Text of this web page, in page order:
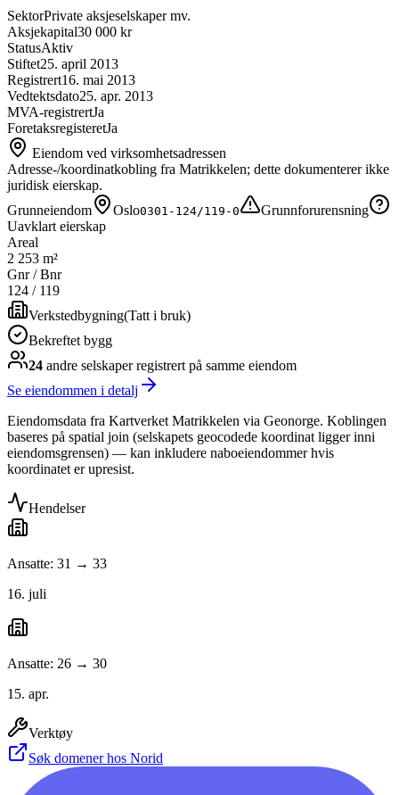
SektorPrivate aksjeselskaper mv.
Aksjekapital30 000 kr
StatusAktiv
Stiftet25. april 2013
Registrert16. mai 2013
Vedtektsdato25. apr. 2013
MVA-registrertJa
ForetaksregisteretJa
Eiendom ved virksomhetsadressen
Adresse-/koordinatkobling fra Matrikkelen; dette dokumenterer ikke
juridisk eierskap.
Grunneiendom
Oslo0301-124/119-0
Grunnforurensning
Uavklart eierskap
Areal
2 253 m²
Gnr / Bnr
124 / 119
Verkstedbygning(Tatt i bruk)
Bekreftet bygg
24 andre selskaperregistrert på samme eiendom
Se eiendommen i detalj
Eiendomsdata fra Kartverket Matrikkelen via Geonorge. Koblingen
baseres på spatial join (selskapets geocodede koordinat ligger inni
eiendomsgrensen) — kan inkludere naboeiendommer hvis
koordinatet er upresist.
Hendelser
Ansatte: 31 → 33
16. juli
Ansatte: 26 → 30
15. apr.
Verktøy
Søk domener hos Norid